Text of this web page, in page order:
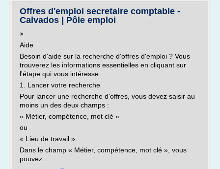
Offres d'emploi secretaire comptable -
Calvados | Pôle emploi
×
Aide
Besoin d'aide sur la recherche d'offres d'emploi ? Vous
trouverez les informations essentielles en cliquant sur
l'étape qui vous intéresse
1. Lancer votre recherche
Pour lancer une recherche d'offres, vous devez saisir au
moins un des deux champs :
« Métier, compétence, mot clé »
ou
« Lieu de travail ».
Dans le champ « Métier, compétence, mot clé », vous
pouvez...